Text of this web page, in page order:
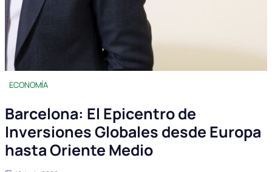
ECONOMÍA
Barcelona: El Epicentro de
Inversiones Globales desde Europa
hasta Oriente Medio